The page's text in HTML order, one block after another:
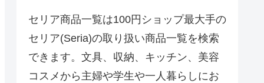
セリア商品一覧は100円ショップ最大手の
セリア(Seria)の取り扱い商品一覧を検索
できます。文具、収納、キッチン、美容
コスメから主婦や学生や一人暮らしにお